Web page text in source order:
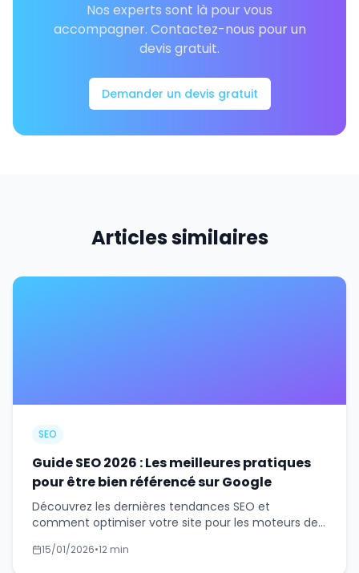
Nos experts sont là pour vous
accompagner. Contactez-nous pour un
devis gratuit.
Demander un devis gratuit
Articles similaires
SEO
Guide SEO 2026 : Les meilleures pratiques
pour être bien référencé sur Google
Découvrez les dernières tendances SEO et
comment optimiser votre site pour les moteurs de
concrètes.
15/01/2026•12 min